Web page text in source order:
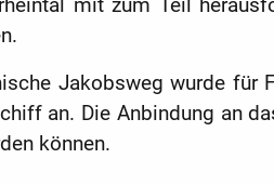
mit zum Teil
Jakobsweg wurde
an. Die Anbindung an
können.